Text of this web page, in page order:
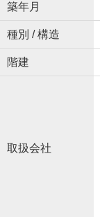
築年月
種別 / 構造
階建
取扱会社